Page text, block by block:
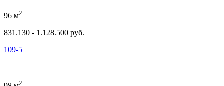
96 м2
831.130 - 1.128.500 руб.
109-5
2